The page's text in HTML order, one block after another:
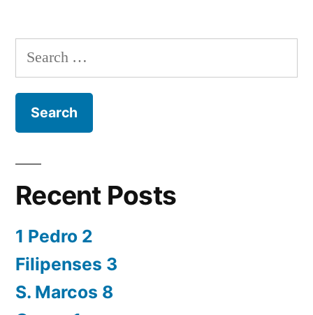
Search
for:
Recent Posts
1 Pedro 2
Filipenses 3
S. Marcos 8